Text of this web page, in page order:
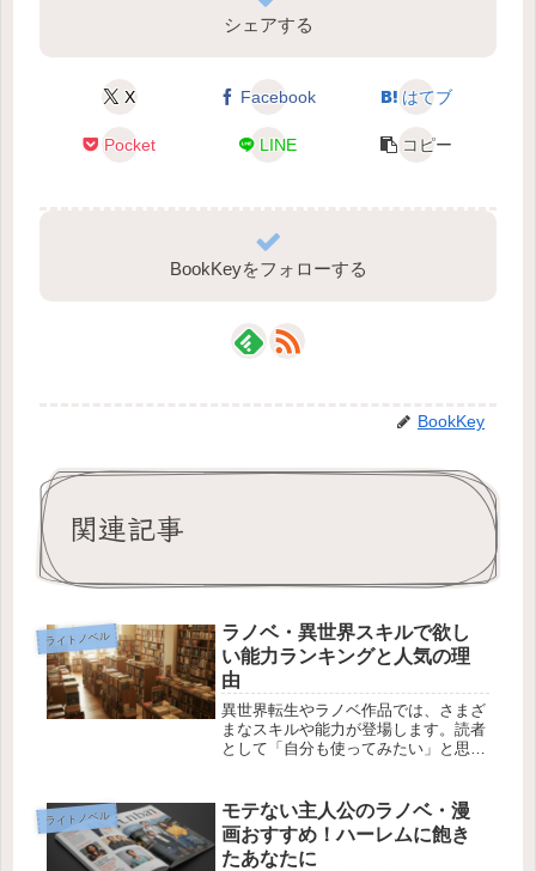
シェアする
X Facebook はてブ
Pocket LINE コピー
BookKeyをフォローする
BookKey
関連記事
ライトノベル
ラノベ・異世界スキルで欲し
い能力ランキングと人気の理
由
異世界転生やラノベ作品では、さまざ
まなスキルや能力が登場します。読者
として「自分も使ってみたい」と思う
解説します。1. リムルの『何でも取り
込む』スキル『転生したらスライム...
ライトノベル
モテない主人公のラノベ・漫
画おすすめ！ハーレムに飽き
たあなたに